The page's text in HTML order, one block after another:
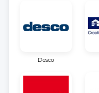
Desco